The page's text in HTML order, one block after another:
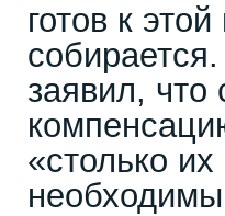
готов к
заявил, что
«столько